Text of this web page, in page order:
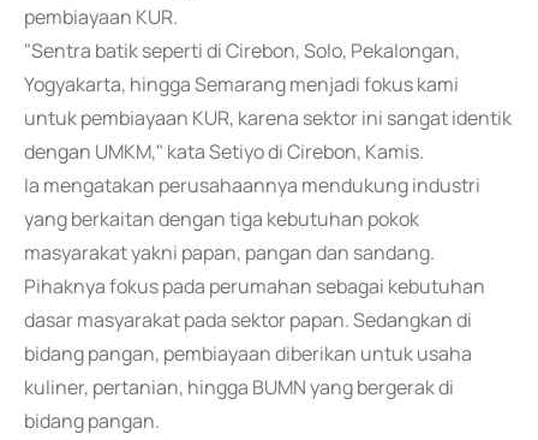
pembiayaan KUR.
"Sentra batik seperti di Cirebon, Solo, Pekalongan,
Yogyakarta, hingga Semarang menjadi fokus kami
untuk pembiayaan KUR, karena sektor ini sangat identik
dengan UMKM," kata Setiyo di Cirebon, Kamis.
Ia mengatakan perusahaannya mendukung industri
yang berkaitan dengan tiga kebutuhan pokok
masyarakat yakni papan, pangan dan sandang.
Pihaknya fokus pada perumahan sebagai kebutuhan
dasar masyarakat pada sektor papan. Sedangkan di
bidang pangan, pembiayaan diberikan untuk usaha
kuliner, pertanian, hingga BUMN yang bergerak di
bidang pangan.